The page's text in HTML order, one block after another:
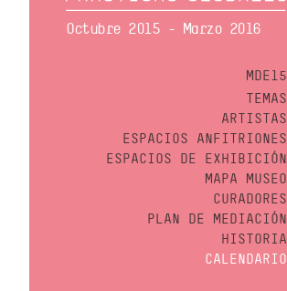
Octubre 2015 - Marzo 2016
MDE15
TEMAS
ARTISTAS
ESPACIOS ANFITRIONES
ESPACIOS DE EXHIBICIÓN
MAPA MUSEO
CURADORES
PLAN DE MEDIACIÓN
HISTORIA
CALENDARIO